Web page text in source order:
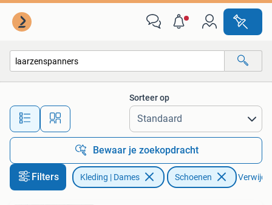
Alle afstanden…
Sorteer op
Bewaar je zoekopdracht
Filters Kleding | Dames Schoenen